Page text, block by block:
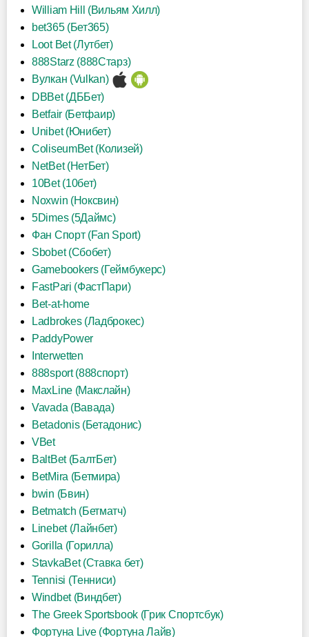
William Hill (Вильям Хилл)
bet365 (Бет365)
Loot Bet (Лутбет)
888Starz (888Старз)
Вулкан (Vulkan)
DBBet (ДББет)
Betfair (Бетфаир)
Unibet (Юнибет)
ColiseumBet (Колизей)
NetBet (НетБет)
10Bet (10бет)
Noxwin (Ноксвин)
5Dimes (5Даймс)
Фан Спорт (Fan Sport)
Sbobet (Сбобет)
Gamebookers (Геймбукерс)
FastPari (ФастПари)
Bet-at-home
Ladbrokes (Ладброкес)
PaddyPower
Interwetten
888sport (888спорт)
MaxLine (Макслайн)
Vavada (Вавада)
Betadonis (Бетадонис)
VBet
BaltBet (БалтБет)
BetMira (Бетмира)
bwin (Бвин)
Betmatch (Бетматч)
Linebet (Лайнбет)
Gorilla (Горилла)
StavkaBet (Ставка бет)
Tennisi (Тенниси)
Windbet (Виндбет)
The Greek Sportsbook (Грик Спортсбук)
Фортуна Live (Фортуна Лайв)